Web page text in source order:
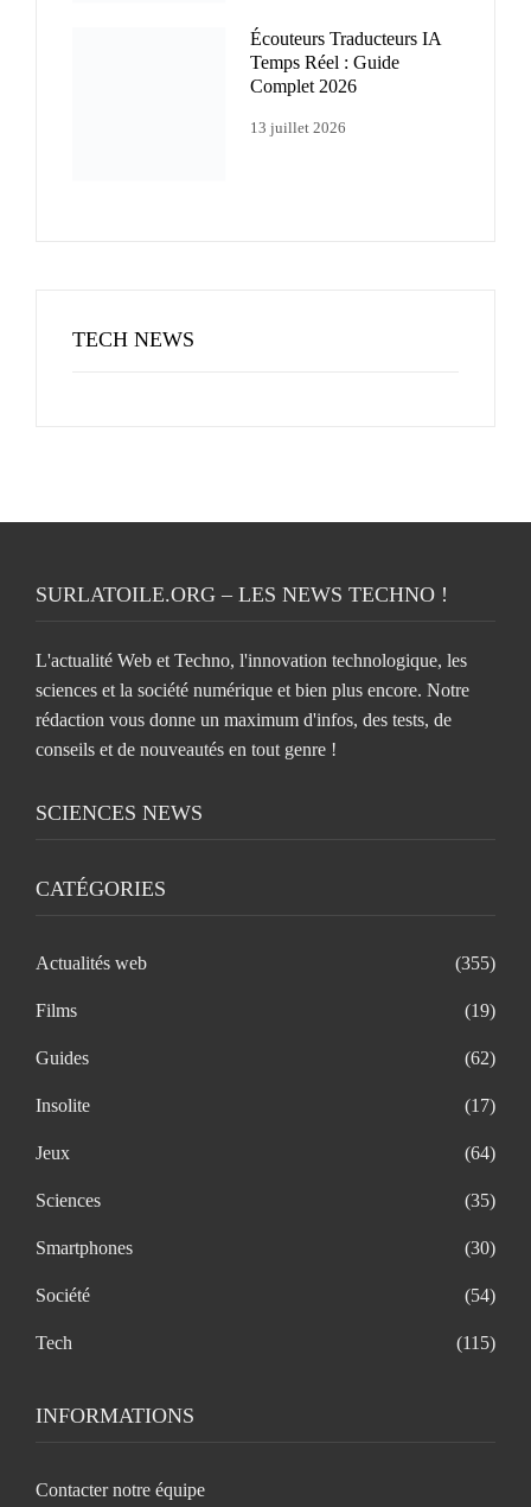
Écouteurs Traducteurs IA
Temps Réel : Guide
Complet 2026
13 juillet 2026
TECH NEWS
SURLATOILE.ORG – LES NEWS TECHNO !
L'actualité Web et Techno, l'innovation technologique, les
sciences et la société numérique et bien plus encore. Notre
rédaction vous donne un maximum d'infos, des tests, de
conseils et de nouveautés en tout genre !
SCIENCES NEWS
CATÉGORIES
Actualités web (355)
Films (19)
Guides (62)
Insolite (17)
Jeux (64)
Sciences (35)
Smartphones (30)
Société (54)
Tech (115)
INFORMATIONS
Contacter notre équipe